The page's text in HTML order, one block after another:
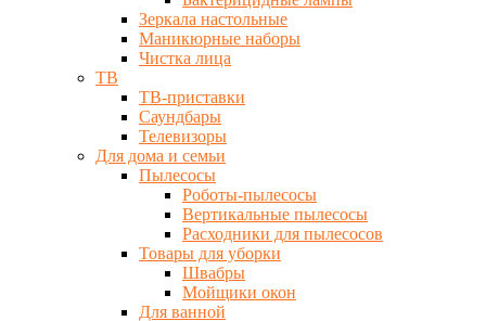
Зеркала настольные
Маникюрные наборы
Чистка лица
ТВ
ТВ-приставки
Саундбары
Телевизоры
Для дома и семьи
Пылесосы
Роботы-пылесосы
Вертикальные пылесосы
Расходники для пылесосов
Товары для уборки
Швабры
Мойщики окон
Для ванной